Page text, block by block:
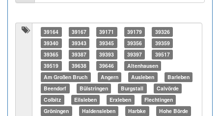
39164 39167 39171 39179
39326
39340
39343 39345 39356
39359
39365
39387 39393 39397
39517
39519
39638 39646
Altenhausen
Am Großen Bruch
Angern Ausleben
Barleben
Beendorf
Bülstringen Burgstall
Calvörde
Colbitz
Eilsleben Erxleben
Flechtingen
Gröningen
Haldensleben Harbke Hohe Börde